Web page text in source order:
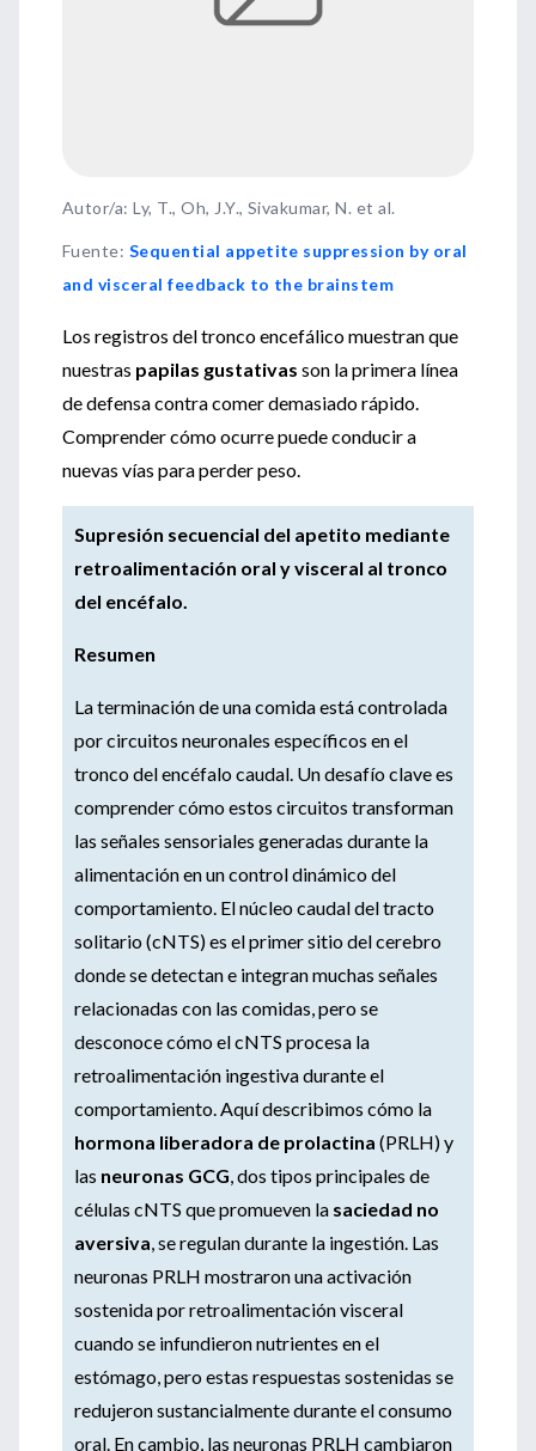
Autor/a: Ly, T., Oh, J.Y., Sivakumar, N. et al.
Fuente: Sequential appetite suppression by oral
and visceral feedback to the brainstem
Los registros del tronco encefálico muestran que
nuestras papilas gustativas son la primera línea
de defensa contra comer demasiado rápido.
Comprender cómo ocurre puede conducir a
nuevas vías para perder peso.
Supresión secuencial del apetito mediante
retroalimentación oral y visceral al tronco
del encéfalo.
Resumen
La terminación de una comida está controlada
por circuitos neuronales específicos en el
tronco del encéfalo caudal. Un desafío clave es
comprender cómo estos circuitos transforman
las señales sensoriales generadas durante la
alimentación en un control dinámico del
comportamiento. El núcleo caudal del tracto
solitario (cNTS) es el primer sitio del cerebro
donde se detectan e integran muchas señales
relacionadas con las comidas, pero se
desconoce cómo el cNTS procesa la
retroalimentación ingestiva durante el
comportamiento. Aquí describimos cómo la
hormona liberadora de prolactina (PRLH) y
las neuronas GCG, dos tipos principales de
células cNTS que promueven la saciedad no
aversiva, se regulan durante la ingestión. Las
neuronas PRLH mostraron una activación
sostenida por retroalimentación visceral
cuando se infundieron nutrientes en el
estómago, pero estas respuestas sostenidas se
redujeron sustancialmente durante el consumo
oral. En cambio, las neuronas PRLH cambiaron